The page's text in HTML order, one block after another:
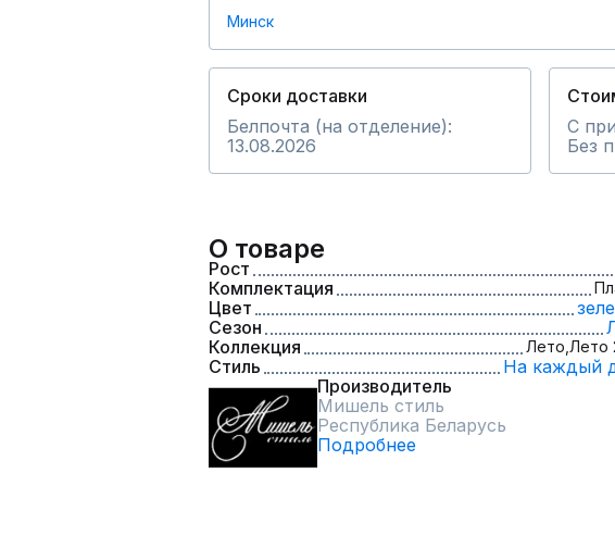
Минск
Сроки доставки
Белпочта (на отделение):
13.08.2026
С
Без
О товаре
Рост
Комплектация
Цвет
Сезон
Коллекция
Лето, Лето
Стиль
На каждый
Производитель
Мишель стиль
Республика Беларусь
Подробнее